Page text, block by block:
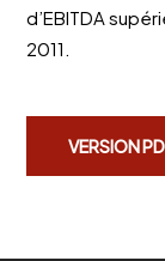
d’EBITDA
2011.
VERSION